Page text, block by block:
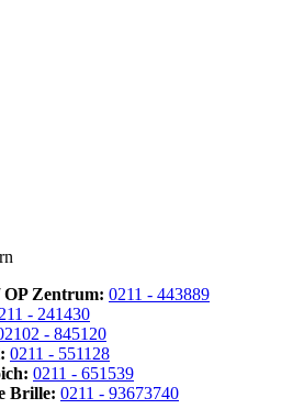
Zentrum: 0211 - 443889
- 241430
- 845120
0211 - 551128
0211 - 651539
Brille: 0211 - 93673740